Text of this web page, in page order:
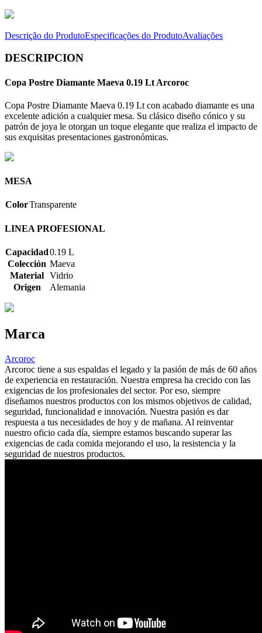
Descrição do ProdutoEspecificações do ProdutoAvaliações
DESCRIPCION
Copa Postre Diamante Maeva 0.19 Lt Arcoroc
Copa Postre Diamante Maeva 0.19 Lt con acabado diamante es una
excelente adición a cualquier mesa. Su clásico diseño cónico y su
patrón de joya le otorgan un toque elegante que realiza el impacto de
sus exquisitas presentaciones gastronómicas.
MESA
ColorTransparente
LINEA PROFESIONAL
Capacidad0.19 L
Colección Maeva
Material Vidrio
Origen
Alemania
Marca
Arcoroc
Arcoroc tiene a sus espaldas el legado y la pasión de más de 60 años
de experiencia en restauración. Nuestra empresa ha crecido con las
exigencias de los profesionales del sector. Por eso, siempre
diseñamos nuestros productos con los mismos objetivos de calidad,
seguridad, funcionalidad e innovación. Nuestra pasión es dar
respuesta a tus necesidades de hoy y de mañana. Al reinventar
nuestro oficio cada día, siempre estamos buscando superar las
exigencias de cada comida mejorando el uso, la resistencia y la
seguridad de nuestros productos.